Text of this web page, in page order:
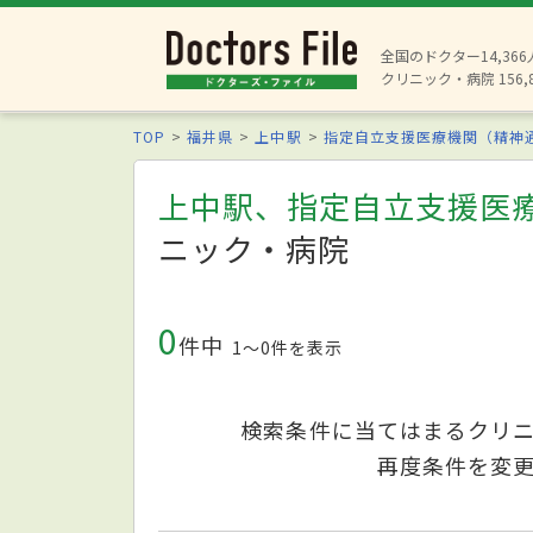
全国のドクター14,366
クリニック・病院
TOP 福井県 上中駅 指定自立支援医療機関（精神
上中駅、指定自立支援
ニック・病院
0件中 1〜0件を表示
検索条件に当てはまるクリ
再度条件を変